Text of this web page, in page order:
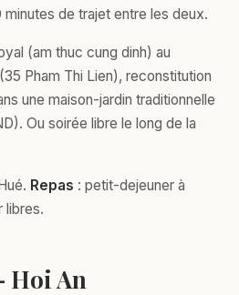
de trajet entre les deux.
(am thuc cung dinh) au
Pham Thi Lien), reconstitution
une maison-jardin traditionnelle
Ou soirée libre le long de la
Repas : petit-dejeuner à
libres.
Hoi An